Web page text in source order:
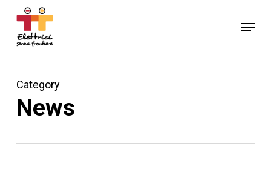
main
Menu
Category
News